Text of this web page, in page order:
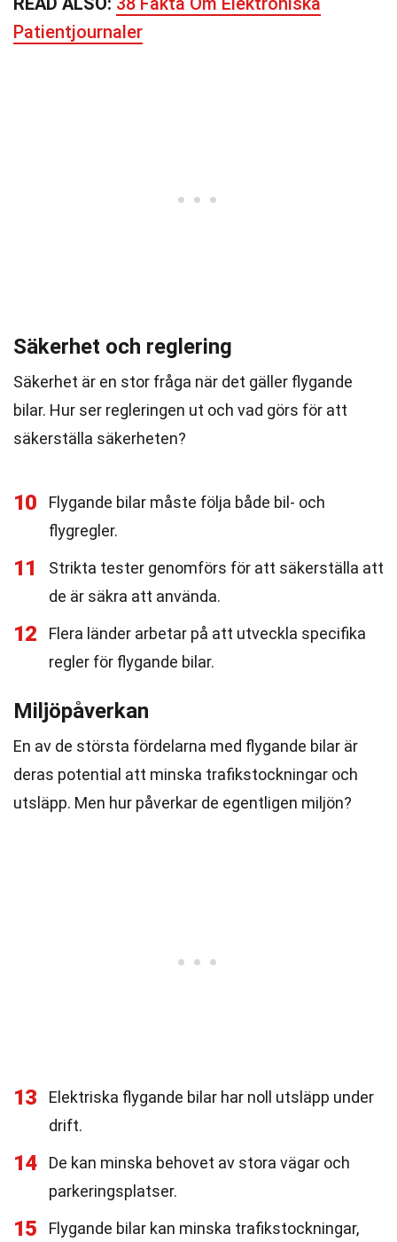
Patientjournaler
Säkerhet och reglering
Säkerhet är en stor fråga när det gäller flygande
bilar. Hur ser regleringen ut och vad görs för att
säkerställa säkerheten?
10
Flygande bilar måste följa både bil- och
flygregler.
11
Strikta tester genomförs för att säkerställa att
de är säkra att använda.
12
Flera länder arbetar på att utveckla specifika
regler för flygande bilar.
Miljöpåverkan
En av de största fördelarna med flygande bilar är
deras potential att minska trafikstockningar och
utsläpp. Men hur påverkar de egentligen miljön?
13
Elektriska flygande bilar har noll utsläpp under
drift.
14
De kan minska behovet av stora vägar och
parkeringsplatser.
15
Flygande bilar kan minska trafikstockningar,